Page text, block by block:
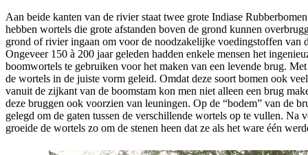
Aan beide kanten van de rivier staat twee grote Indiase
hebben wortels die grote afstanden boven de grond kunnen
grond of rivier ingaan om voor de noodzakelijke voedingstoffen van
Ongeveer 150 à 200 jaar geleden hadden enkele mensen het
boomwortels te gebruiken voor het maken van een levende brug.
de wortels in de juiste vorm geleid. Omdat deze soort bomen ook
vanuit de zijkant van de boomstam kon men niet alleen een brug
deze bruggen ook voorzien van leuningen. Op de “bodem” van de
gelegd om de gaten tussen de verschillende wortels op te vullen. Na
groeide de wortels zo om de stenen heen dat ze als het ware één